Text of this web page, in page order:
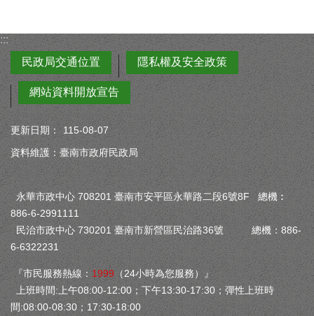
:::
民政局交通位置
隱私權及安全政策
網站資料開放宣告
更新日期：
115-08-07
資料維護：臺南市政府民政局
永華市政中心 708201 臺南市安平區永華路二段6號8F 總機︰
886-6-2991111
民治市政中心 730201 臺南市新營區民治路36號 總機：886-
6-6322231
『市民服務熱線： 1999 （24小時為您服務）』
上班時間:上午08:00-12:00；下午13:30-17:30；彈性上班時
間:08:00-08:30；17:30-18:00